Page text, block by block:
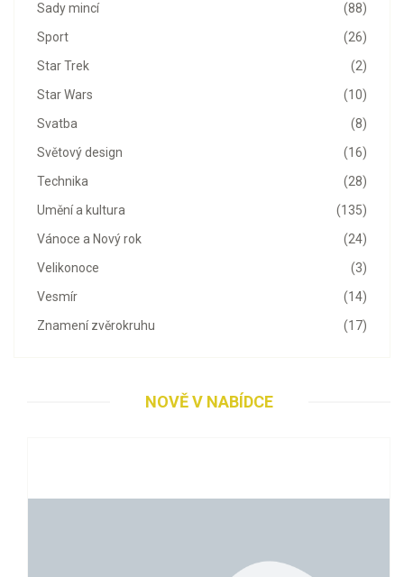
(88)
Sady mincí
(26)
Sport
(2)
Star Trek
(10)
Star Wars
(8)
Svatba
(16)
Světový design
(28)
Technika
(135)
Umění a kultura
(24)
Vánoce a Nový rok
(3)
Velikonoce
(14)
Vesmír
(17)
Znamení zvěrokruhu
NOVĚ V NABÍDCE